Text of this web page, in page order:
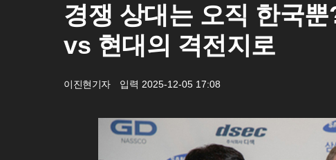
경쟁 상대는 오직 한국
vs 현대의 격전지로
이진현기자 입력 2025-12-05 17:08